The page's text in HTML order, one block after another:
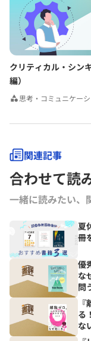
クリティカル・シン
編）
思考・コミュニケー
関連記事
合わせて読
一緒に読みたい、
夏
冊
優
な
問
る
な